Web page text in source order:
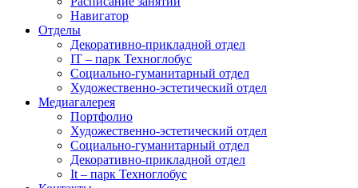
Навигатор
Отделы
Декоративно-прикладной отдел
IT – парк Техноглобус
Социально-гуманитарный отдел
Художественно-эстетический отдел
Медиагалерея
Портфолио
Художественно-эстетический отдел
Социально-гуманитарный отдел
Декоративно-прикладной отдел
It – парк Техноглобус